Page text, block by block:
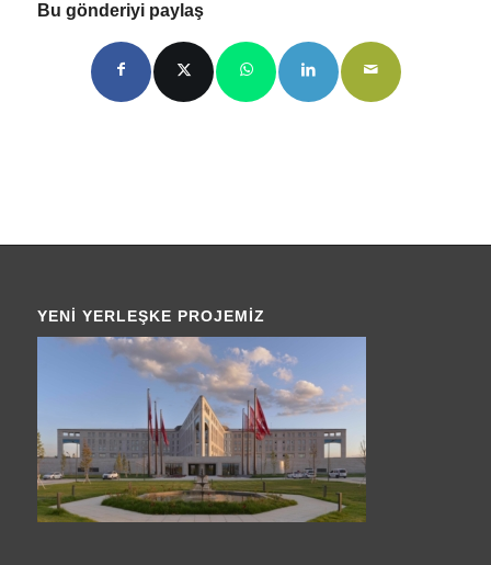
Bu gönderiyi paylaş
YENI YERLEŞKE PROJEMIZ